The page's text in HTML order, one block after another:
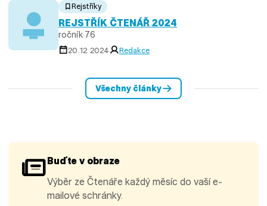
Rejstříky
REJSTŘÍK ČTENÁŘ 2024
ročník 76
20. 12. 2024 Redakce
Všechny články
Buďte v obraze
Výběr ze Čtenáře každý měsíc do vaší e-
mailové schránky.